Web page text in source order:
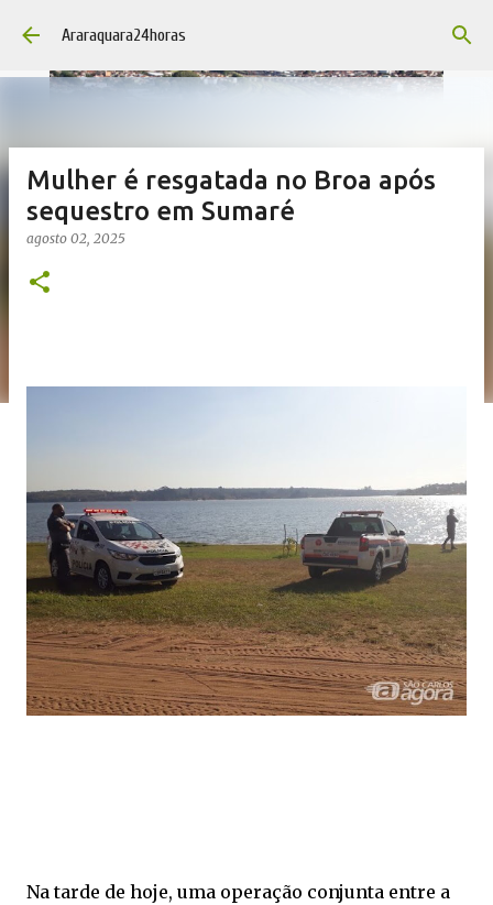
Pular para o conteúdo principal
Araraquara24horas
Mulher é resgatada no Broa após
sequestro em Sumaré
agosto 02, 2025
Na tarde de hoje, uma operação conjunta entre a